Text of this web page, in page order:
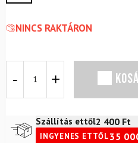
NINCS RAKTÁRON
Wilson
mennyiség
Szállítás ettől2 400 Ft
INGYENES ETTŐL35